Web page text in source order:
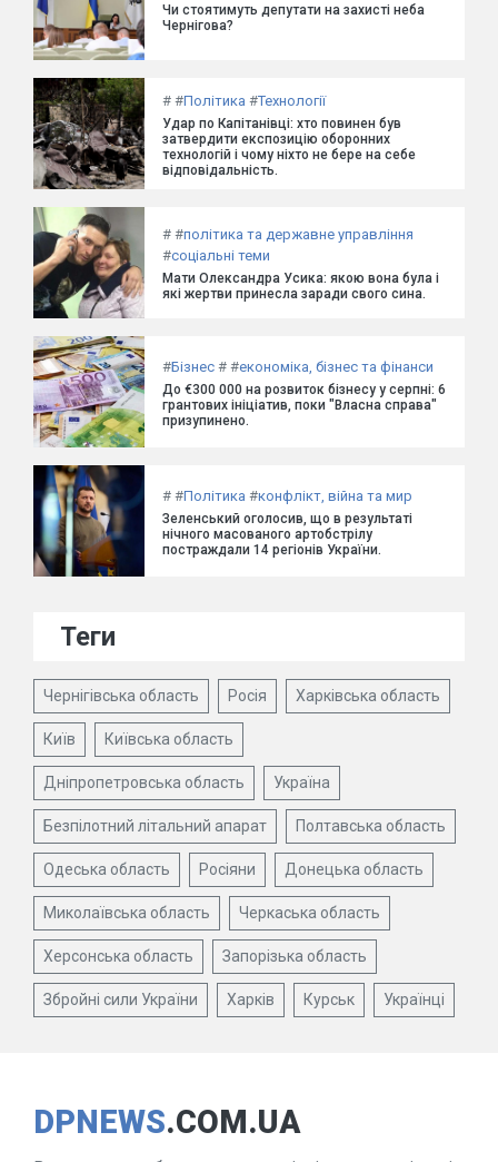
Чи стоятимуть депутати на захисті неба
Чернігова?
# #Політика #Технології
Удар по Капітанівці: хто повинен був
затвердити експозицію оборонних
технологій і чому ніхто не бере на себе
відповідальність.
# #політика та державне управління
#соціальні теми
Мати Олександра Усика: якою вона була і
які жертви принесла заради свого сина.
#Бізнес # #економіка, бізнес та фінанси
До €300 000 на розвиток бізнесу у серпні: 6
грантових ініціатив, поки "Власна справа"
призупинено.
# #Політика #конфлікт, війна та мир
Зеленський оголосив, що в результаті
нічного масованого артобстрілу
постраждали 14 регіонів України.
Теги
Чернігівська область Росія Харківська область
Київ Київська область
Дніпропетровська область Україна
Безпілотний літальний апарат Полтавська область
Одеська область Росіяни Донецька область
Миколаївська область Черкаська область
Херсонська область Запорізька область
Збройні сили України Харків Курськ Українці
DPNEWS.COM.UA